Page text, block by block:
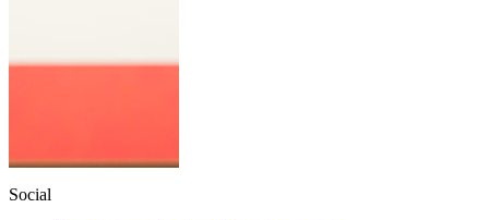
Social